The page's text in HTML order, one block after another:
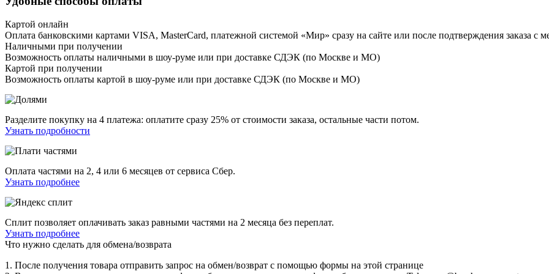
Картой онлайн
Оплата банковскими картами VISA, MasterCard, платежной системой «Мир» сразу на сайте или после подтверждения заказа с
Наличными при получении
Возможность оплаты наличными в шоу-руме или при доставке СДЭК (по Москве и МО)
Картой при получении
Возможность оплаты картой в шоу-руме или при доставке СДЭК (по Москве и МО)
Разделите покупку на 4 платежа: оплатите сразу 25% от стоимости заказа, остальные части потом.
Узнать подробности
Оплата частями на 2, 4 или 6 месяцев от сервиса Сбер.
Узнать подробнее
Сплит позволяет оплачивать заказ равными частями на 2 месяца без переплат.
Узнать подробнее
Что нужно сделать для обмена/возврата
1. После получения товара отправить запрос на обмен/возврат с помощью формы на этой странице